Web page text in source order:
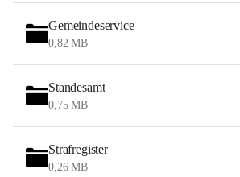
Gemeindeservice
0,82 MB
Standesamt
0,75 MB
Strafregister
0,26 MB